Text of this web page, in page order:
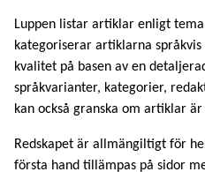
Luppen listar artiklar enligt
kategoriserar artiklarna
kvalitet på basen av en
språkvarianter, kategorier,
kan också granska om artiklar
Redskapet är allmängiltigt för
första hand tillämpas på sidor